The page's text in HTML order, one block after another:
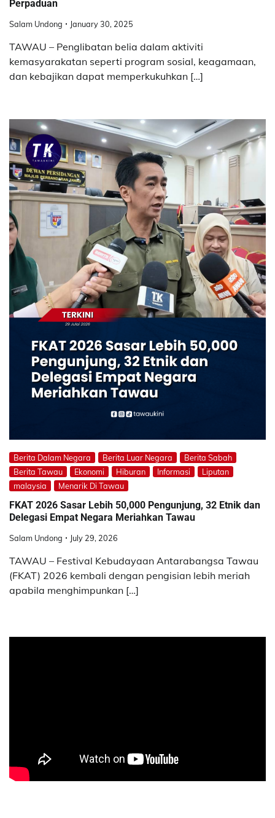
Perpaduan
Salam Undong January 30, 2025
TAWAU – Penglibatan belia dalam aktiviti
kemasyarakatan seperti program sosial, keagamaan,
dan kebajikan dapat memperkukuhkan […]
Berita Dalam Negara Berita Luar Negara
Berita Sabah
Berita Tawau
Ekonomi Hiburan Informasi
Liputan
malaysia
Menarik Di Tawau
FKAT 2026 Sasar Lebih 50,000 Pengunjung, 32 Etnik dan
Delegasi Empat Negara Meriahkan Tawau
Salam Undong July 29, 2026
TAWAU – Festival Kebudayaan Antarabangsa Tawau
(FKAT) 2026 kembali dengan pengisian lebih meriah
apabila menghimpunkan […]